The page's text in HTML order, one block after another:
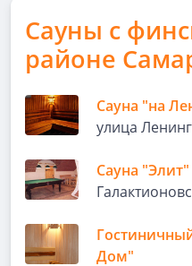
Сауны с
районе
Сауна "на
улица
Сауна "Элит"
Дом"